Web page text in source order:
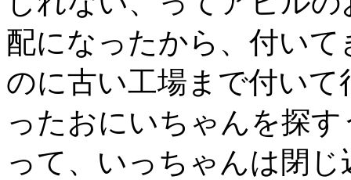
配になったから、付い
のに古い工場まで付い
ったおにいちゃんを探
って、いっちゃんは閉